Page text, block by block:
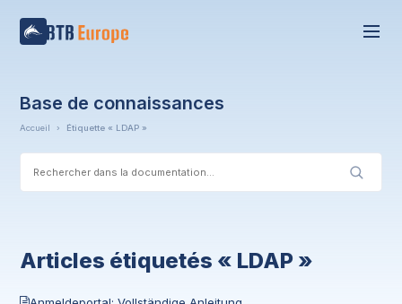
Base de connaissances
Accueil › Étiquette « LDAP »
Articles étiquetés « LDAP »